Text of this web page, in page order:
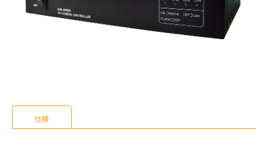
仕様